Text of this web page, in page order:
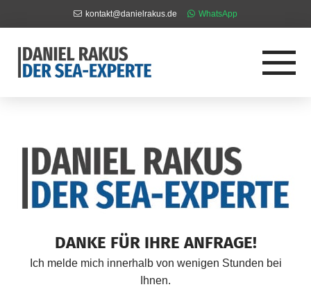
kontakt@danielrakus.de WhatsApp
DANKE FÜR IHRE ANFRAGE!
Ich melde mich innerhalb von wenigen Stunden bei
Ihnen.